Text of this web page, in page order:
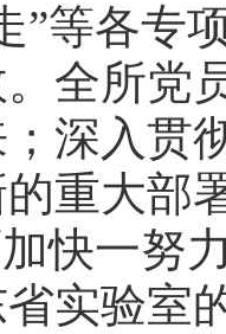
”等各专
全所党
深入贯
重大部
快一努
实验室